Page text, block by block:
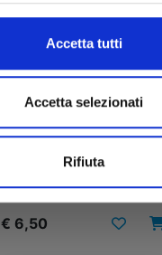
Accetta tutti
Accetta selezionati
Rifiuta
€ 6,50